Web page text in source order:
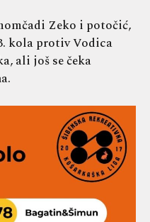
Zeko i potočić,
kola protiv Vodica
ali još se čeka